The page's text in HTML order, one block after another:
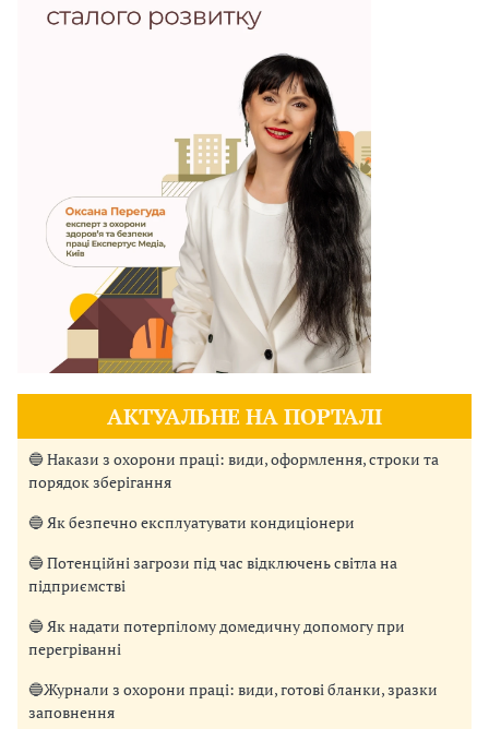
АКТУАЛЬНЕ НА ПОРТАЛІ
🔵 Накази з охорони праці: види, оформлення, строки та
порядок зберігання
🔵 Як безпечно експлуатувати кондиціонери
🔵 Потенційні загрози під час відключень світла на
підприємстві
🔵 Як надати потерпілому домедичну допомогу при
перегріванні
🔵Журнали з охорони праці: види, готові бланки, зразки
заповнення